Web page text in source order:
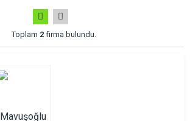
Toplam 2firma bulundu.